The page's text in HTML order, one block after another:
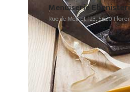
Menuiserie
Rue de Mettet 123, 5620